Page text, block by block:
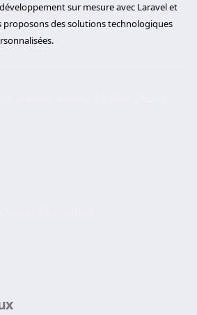
sur mesure avec Laravel et
proposons des solutions technologiques